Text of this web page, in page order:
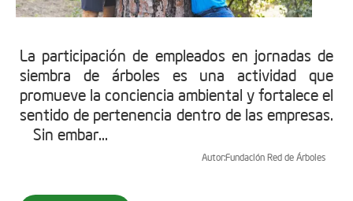
La participación de empleados en jornadas de
siembra de árboles es una actividad que
promueve la conciencia ambiental y fortalece el
sentido de pertenencia dentro de las empresas.
Sin embar...
Autor:Fundación Red de Árboles